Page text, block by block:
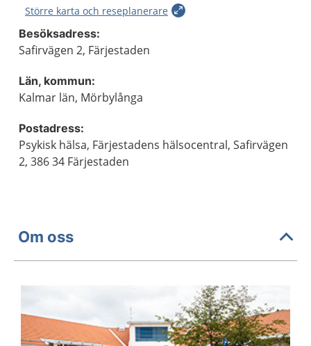
Större karta och reseplanerare
Besöksadress:
Safirvägen 2, Färjestaden
Län, kommun:
Kalmar län, Mörbylånga
Postadress:
Psykisk hälsa, Färjestadens hälsocentral, Safirvägen
2, 386 34 Färjestaden
Om oss